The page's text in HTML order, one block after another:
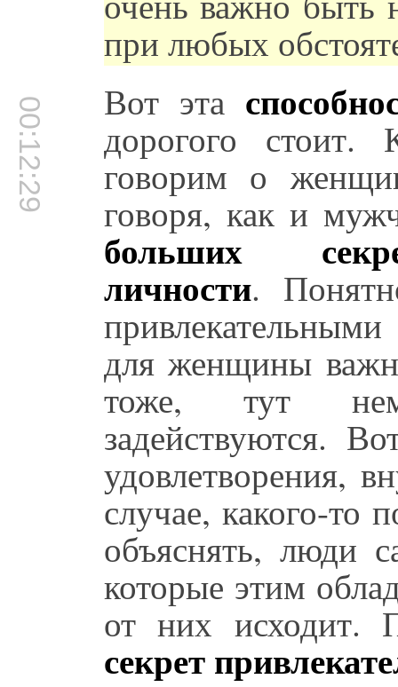
при любых
00:12:29 Вот эта
дорогого
говорим о
говоря, как и
больших
личности.
для женщины
тоже, тут
задействуются.
удовлетворения,
случае, какого-то
объяснять, люди
которые этим
от них исходит.
секрет